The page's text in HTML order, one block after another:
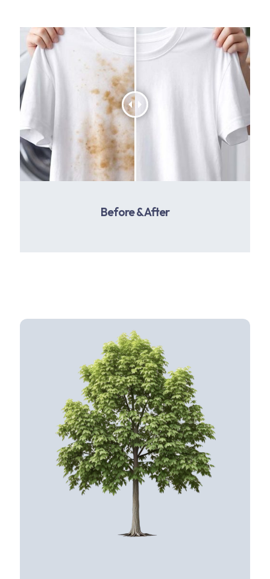
Before & After